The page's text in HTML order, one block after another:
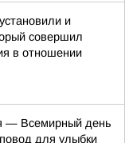
и
совершил
в отношении
— Всемирный день
для улыбки